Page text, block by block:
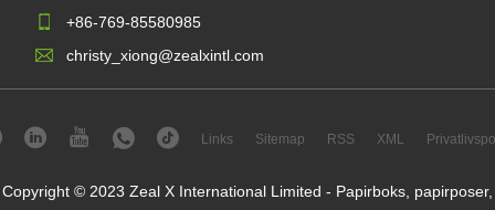
+86-769-85580985
christy_xiong@zealxintl.com
Links Sitemap RSS XML
Copyright © 2023 Zeal X International Limited - Papirboks, papirposer,